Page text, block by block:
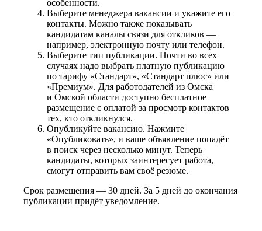
особенности.
Выберите менеджера вакансии и укажите его
контакты. Можно также показывать
кандидатам каналы связи для откликов —
например, электронную почту или телефон.
Выберите тип публикации. Почти во всех
случаях надо выбрать платную публикацию
по тарифу «Стандарт», «Стандарт плюс» или
«Премиум». Для работодателей из Омска
и Омской области доступно бесплатное
размещение с оплатой за просмотр контактов
тех, кто откликнулся.
Опубликуйте вакансию. Нажмите
«Опубликовать», и ваше объявление попадёт
в поиск через несколько минут. Теперь
кандидаты, которых заинтересует работа,
смогут отправить вам своё резюме.
Срок размещения — 30 дней. За 5 дней до окончания
публикации придёт уведомление.